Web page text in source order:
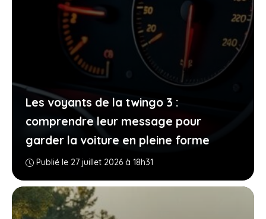
Les voyants de la twingo 3 :
comprendre leur message pour
garder la voiture en pleine forme
Publié le 27 juillet 2026 à 18h31